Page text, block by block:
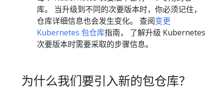
库。 当升级到不同的次要版本时，你必须记住，
仓库详细信息也会发生变化。 查阅变更
Kubernetes 包仓库指南， 了解升级 Kubernetes
次要版本时需要采取的步骤信息。
为什么我们要引入新的包仓库？